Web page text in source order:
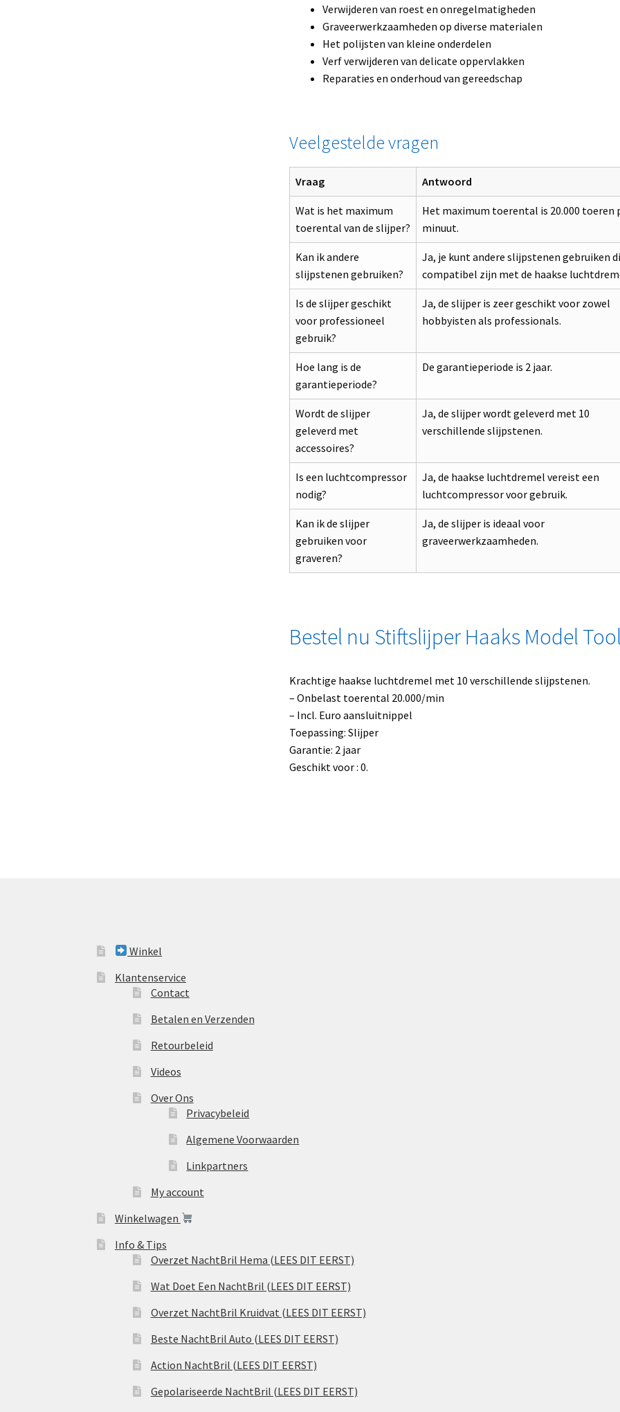
Verwijderen van roest en onregelmatigheden
Graveerwerkzaamheden op diverse materialen
Het polijsten van kleine onderdelen
Verf verwijderen van delicate oppervlakken
Reparaties en onderhoud van gereedschap
Veelgestelde vragen
Vraag Antwoord
Wat is het maximum
toerental van de slijper?
Het maximum toerental is 20.000 toeren
minuut.
Kan ik andere
slijpstenen gebruiken?
Ja, je kunt andere slijpstenen gebruiken
compatibel zijn met de haakse
Is de slijper geschikt
voor professioneel
gebruik?
Ja, de slijper is zeer geschikt voor zowel
hobbyisten als professionals.
Hoe lang is de
garantieperiode?
De garantieperiode is 2 jaar.
Wordt de slijper
geleverd met
accessoires?
Ja, de slijper wordt geleverd met 10
verschillende slijpstenen.
Is een luchtcompressor
nodig?
Ja, de haakse luchtdremel vereist een
luchtcompressor voor gebruik.
Kan ik de slijper
gebruiken voor
graveren?
Ja, de slijper is ideaal voor
graveerwerkzaamheden.
Bestel nu Stiftslijper Haaks Model
Krachtige haakse luchtdremel met 10 verschillende slijpstenen.
– Onbelast toerental 20.000/min
– Incl. Euro aansluitnippel
Toepassing: Slijper
Garantie: 2 jaar
Geschikt voor : 0.
Winkel
Klantenservice
Contact
Betalen en Verzenden
Retourbeleid
Videos
Over Ons
Privacybeleid
Algemene Voorwaarden
Linkpartners
My account
Winkelwagen
Info & Tips
Overzet NachtBril Hema (LEES DIT EERST)
Wat Doet Een NachtBril (LEES DIT EERST)
Overzet NachtBril Kruidvat (LEES DIT EERST)
Beste NachtBril Auto (LEES DIT EERST)
Action NachtBril (LEES DIT EERST)
Gepolariseerde NachtBril (LEES DIT EERST)